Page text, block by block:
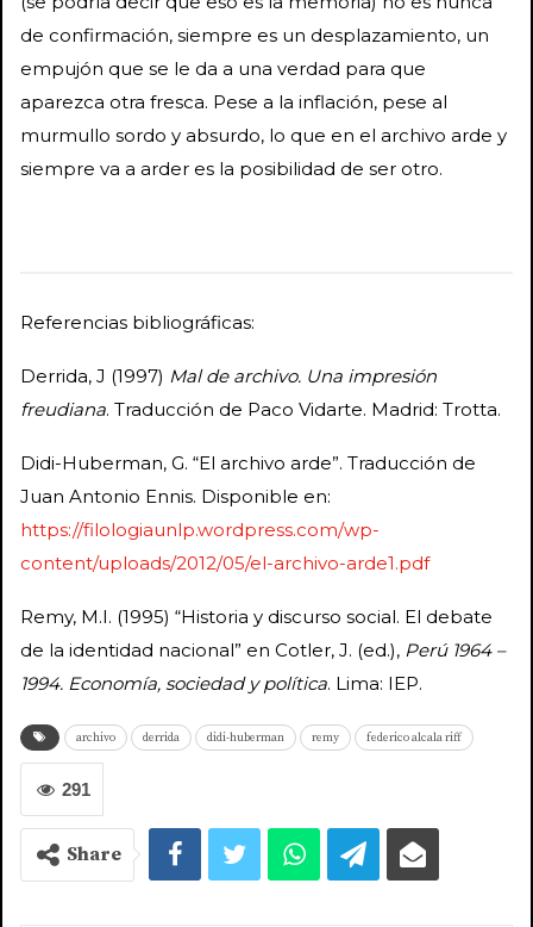
de confirmación, siempre es un desplazamiento, un
empujón que se le da a una verdad para que
aparezca otra fresca. Pese a la inflación, pese al
murmullo sordo y absurdo, lo que en el archivo arde y
siempre va a arder es la posibilidad de ser otro.
Referencias bibliográficas:
Derrida, J (1997) Mal de archivo. Una impresión
freudiana. Traducción de Paco Vidarte. Madrid: Trotta.
Didi-Huberman, G. “El archivo arde”. Traducción de
Juan Antonio Ennis. Disponible en:
https://filologiaunlp.wordpress.com/wp-
content/uploads/2012/05/el-archivo-arde1.pdf
Remy, M.I. (1995) “Historia y discurso social. El debate
de la identidad nacional” en Cotler, J. (ed.), Perú 1964 –
1994. Economía, sociedad y política. Lima: IEP.
archivo derrida didi-huberman remy federico alcala riff
291
Share